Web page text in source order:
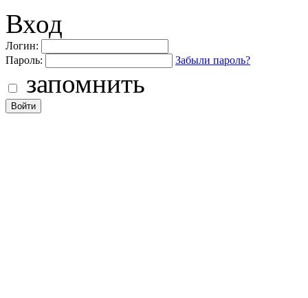
Вход
Логин:
Пароль:
Забыли пароль?
запомнить